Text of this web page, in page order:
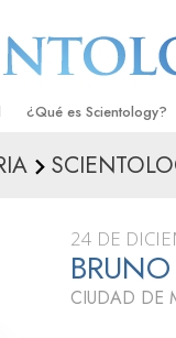
¿Qué es Scientology?
Creencias y Prácticas
Qué dicen los
Scientology
24 DE
CIUDAD DE